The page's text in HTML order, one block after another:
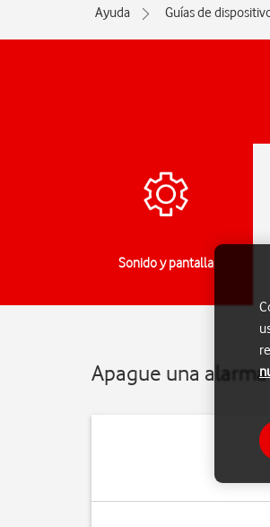
Ayuda Guías de
Sonido y pantalla
Apague una